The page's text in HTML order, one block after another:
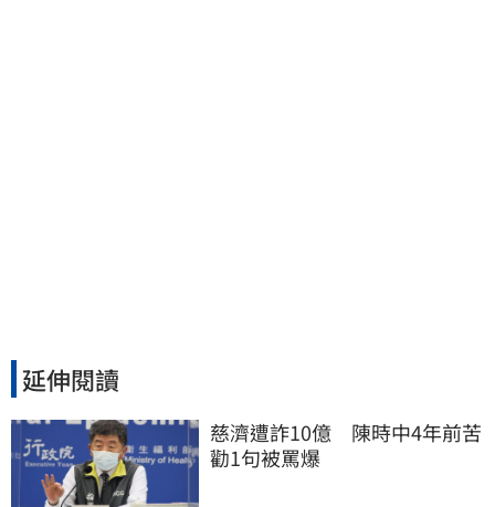
延伸閱讀
慈濟遭詐10億　陳時中4年前苦
勸1句被罵爆